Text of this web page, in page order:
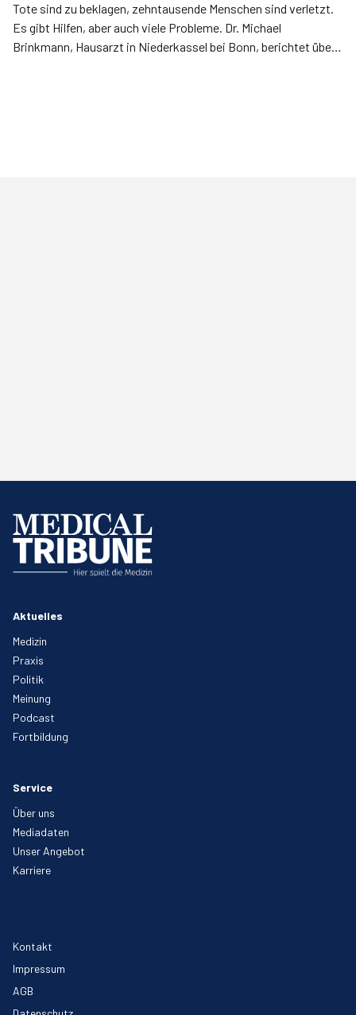
Tote sind zu beklagen, zehntausende Menschen sind verletzt.
Es gibt Hilfen, aber auch viele Probleme. Dr. ­Michael
Brinkmann, Hausarzt in Niederkassel bei Bonn, berichtet über
Aktuelles
Medizin
Praxis
Politik
Meinung
Podcast
Fortbildung
Service
Über uns
Mediadaten
Unser Angebot
Karriere
Kontakt
Impressum
AGB